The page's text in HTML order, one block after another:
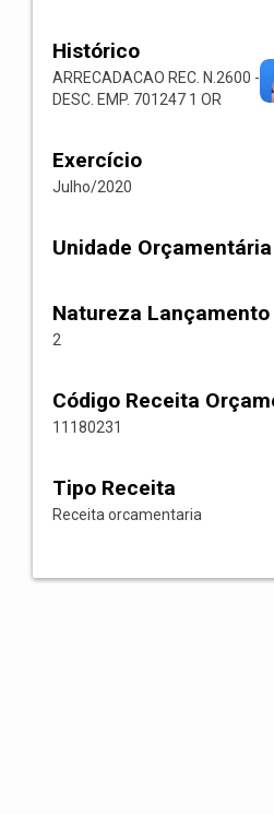
Histórico
ARRECADACAO REC. N.2600 --
DESC. EMP. 701247 1 OR
Exercício
Julho/2020
Unidade Orçamentária
Natureza Lançamento
2
Código Receita
11180231
Tipo Receita
Receita orcamentaria